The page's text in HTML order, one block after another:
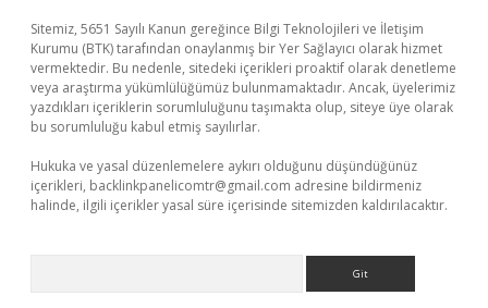
Sitemiz, 5651 Sayılı Kanun gereğince Bilgi Teknolojileri ve İletişim
Kurumu (BTK) tarafından onaylanmış bir Yer Sağlayıcı olarak hizmet
vermektedir. Bu nedenle, sitedeki içerikleri proaktif olarak denetleme
veya araştırma yükümlülüğümüz bulunmamaktadır. Ancak, üyelerimiz
yazdıkları içeriklerin sorumluluğunu taşımakta olup, siteye üye olarak
bu sorumluluğu kabul etmiş sayılırlar.
Hukuka ve yasal düzenlemelere aykırı olduğunu düşündüğünüz
içerikleri, backlinkpanelicomtr@gmail.com adresine bildirmeniz
halinde, ilgili içerikler yasal süre içerisinde sitemizden kaldırılacaktır.